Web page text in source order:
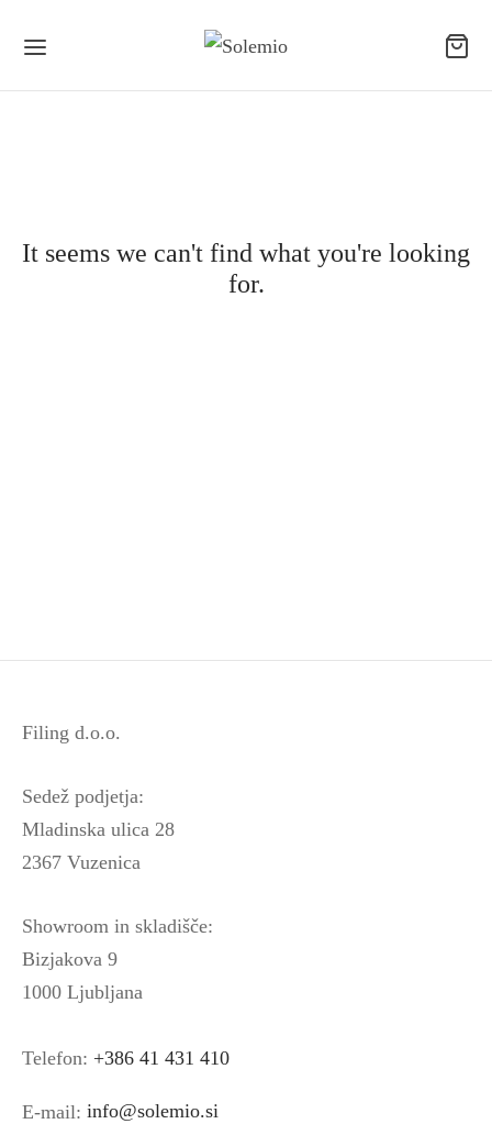
It seems we can't find what you're looking
for.
Filing d.o.o.
Sedež podjetja:
Mladinska ulica 28
2367 Vuzenica
Showroom in skladišče:
Bizjakova 9
1000 Ljubljana
Telefon: +386 41 431 410
E-mail: info@solemio.si